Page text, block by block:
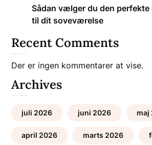
Sådan vælger du den
til dit soveværelse
Recent Comments
Der er ingen kommentarer at vise.
Archives
juli 2026 juni 2026 maj
april 2026 marts 2026